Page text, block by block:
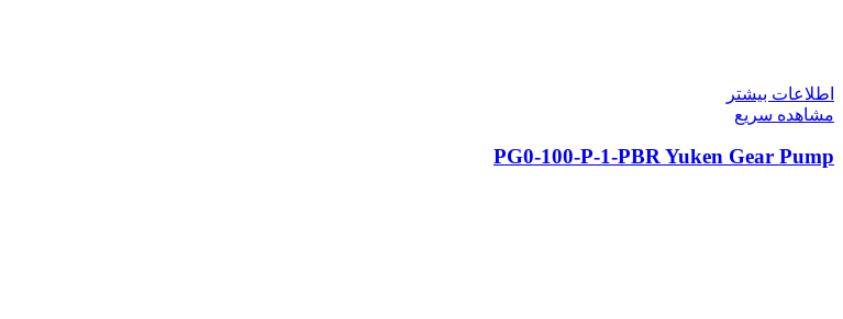
اطلاعات بیشتر
مشاهده سریع
PG0-100-P-1-PBR Yuken Gear Pump